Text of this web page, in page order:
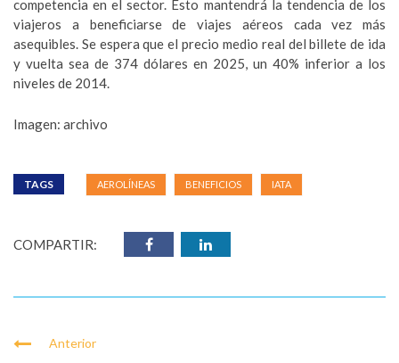
competencia en el sector. Esto mantendrá la tendencia de los
viajeros a beneficiarse de viajes aéreos cada vez más
asequibles. Se espera que el precio medio real del billete de ida
y vuelta sea de 374 dólares en 2025, un 40% inferior a los
niveles de 2014.
Imagen: archivo
TAGS AEROLÍNEAS BENEFICIOS IATA
COMPARTIR:
Anterior